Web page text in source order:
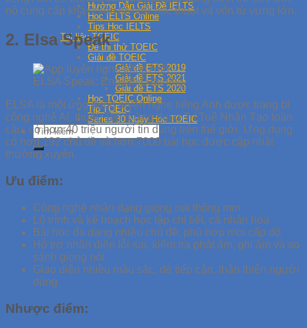
Hướng Dẫn Giải Đề IELTS
Học IELTS Online
Tips Học IELTS
Tài liệu TOEIC
Đề thi thử TOEIC
Giải đề TOEIC
Giải đề ETS 2019
Giải đề ETS 2021
Giải đề ETS 2020
Học TOEIC Online
Tip TOEIC
Series 30 Ngày Học TOEIC
nó cung cấp khá nhiều từ ngữ học thuật và vốn từ vựng lớn.
2. Elsa Speak
ELSA Speak: English Learning
ELSA là một ứng dụng luyện nghe tiếng Anh được trang bị
công nghệ AI, thuộc Top 5 ứng dụng Trí Tuệ Nhân Tạo toàn
cầu, có hơn 40 triệu người tin dùng trên thế giới. Ứng dụng
có hơn 192 chủ đề và hơn 7000 bài học được cập nhật
thường xuyên.
Ưu điểm:
Công nghệ nhận dạng giọng nói thông min
Lộ trình và kế hoạch học tập chi tiết, cá nhân hóa
Bài học đa dạng nhiều chủ đề, phù hợp mọi cấp độ
Hỗ trợ nhận diện lỗi sai, kiểm tra phát âm, ghi âm và so
sánh giọng nói
Giao diện nhiều màu sắc, dễ tiếp cận, thân thiện người
dùng
Nhược điểm: